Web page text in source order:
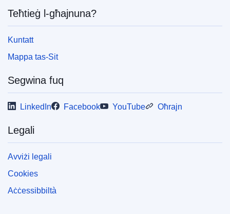
Teħtieġ l-għajnuna?
Kuntatt
Mappa tas-Sit
Segwina fuq
LinkedIn Facebook YouTube Oħrajn
Legali
Avviżi legali
Cookies
Aċċessibbiltà